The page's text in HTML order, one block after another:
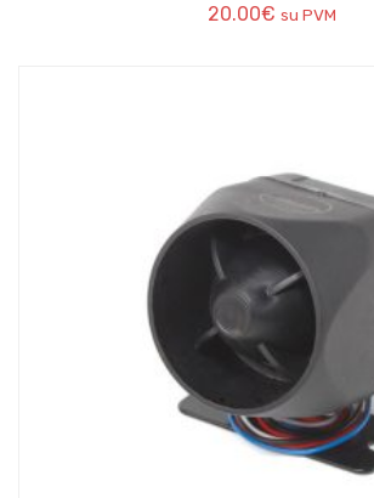
20.00€ su PVM